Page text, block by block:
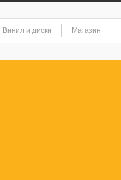
Винил и диски Магазин